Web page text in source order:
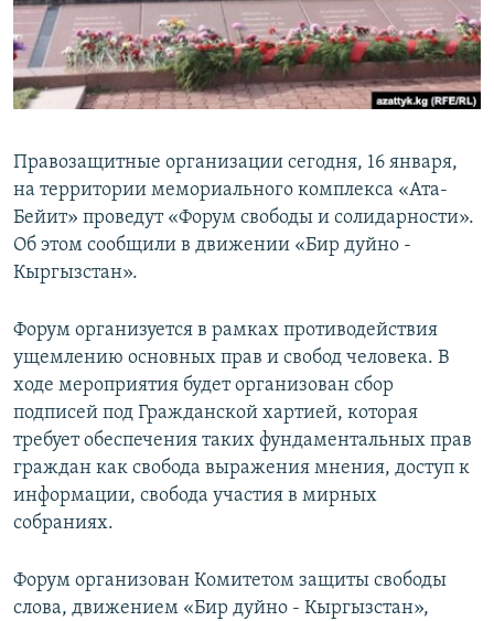
Правозащитные организации сегодня, 16 января,
на территории мемориального комплекса «Ата-
Бейит» проведут «Форум свободы и солидарности».
Об этом сообщили в движении «Бир дуйно -
Кыргызстан».
Форум организуется в рамках противодействия
ущемлению основных прав и свобод человека. В
ходе мероприятия будет организован сбор
подписей под Гражданской хартией, которая
требует обеспечения таких фундаментальных прав
граждан как свобода выражения мнения, доступ к
информации, свобода участия в мирных
собраниях.
Форум организован Комитетом защиты свободы
слова, движением «Бир дуйно - Кыргызстан»,